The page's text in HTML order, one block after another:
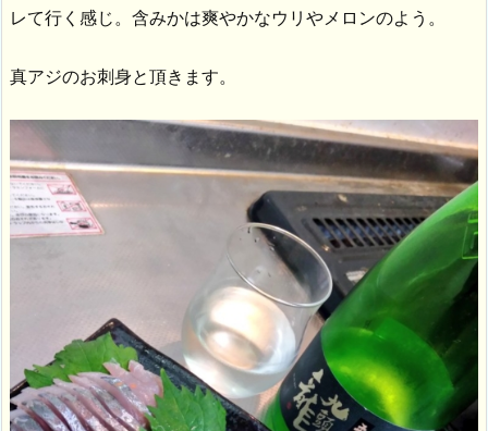
レて行く感じ。含みかは爽やかなウリやメロンのよう。
真アジのお刺身と頂きます。